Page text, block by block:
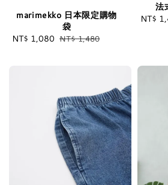
marimekko 日本限定購物
袋
Sale
NT$ 1,080 Regular
NT$ 1,480
法
NT$